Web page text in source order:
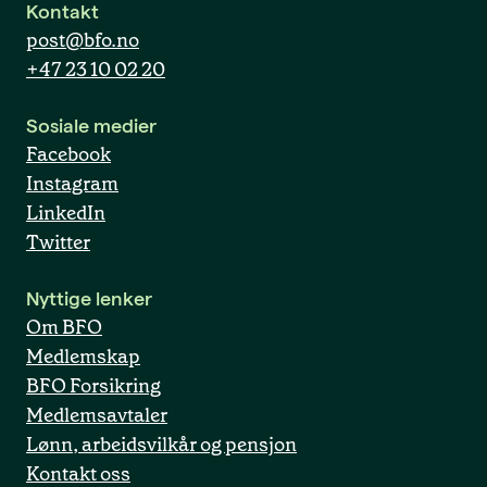
Kontakt
post@bfo.no
+47 23 10 02 20
Sosiale medier
Facebook
Instagram
LinkedIn
Twitter
Nyttige lenker
Om BFO
Medlemskap
BFO Forsikring
Medlemsavtaler
Lønn, arbeidsvilkår og pensjon
Kontakt oss